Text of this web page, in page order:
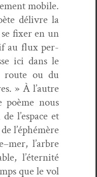
mobile.
délivre la
se fix­er en un
au flux per­
ici dans le
route ou du
» À l’autre
nous
l’espace et
l’éphémère
l’arbre
l’éternité
que le vol